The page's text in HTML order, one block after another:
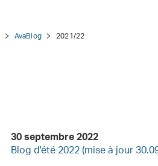
AvaBlog 2021/22
30 septembre 2022
Blog d'été 2022 (mise à jour